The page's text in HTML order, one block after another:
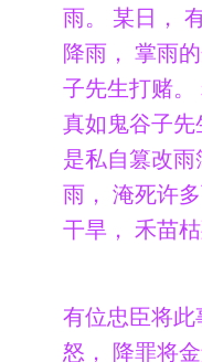
雨。 某日，
降雨， 掌雨
子先生打赌。
真如鬼谷子先
是私自篡改
雨， 淹死许
干旱， 禾苗
有位忠臣将此
怒， 降罪将